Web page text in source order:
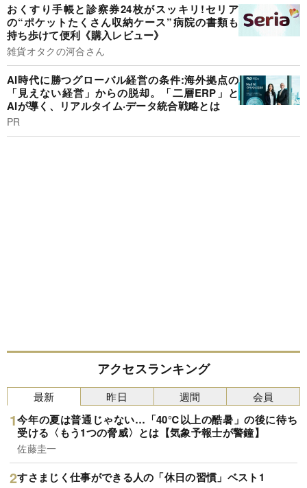
おくすり手帳と診察券24枚がスッキリ!セリア
の“ポケットたくさん収納ケース”病院の書類も
持ち歩けて便利《購入レビュー》
雑貨オタクの河合さん
AI時代に勝つグローバル経営の条件:海外拠点の
「見えない経営」からの脱却。「二層ERP」と
AIが導く、リアルタイム·データ統合戦略とは
PR
アクセスランキング
最新
今年の夏は普通じゃない…「40℃以上の酷暑」の後に待ち
受ける〈もう1つの脅威〉とは【気象予報士が警鐘】
佐藤圭一
すさまじく仕事ができる人の「休日の習慣」ベスト1
昨日 週間 会員